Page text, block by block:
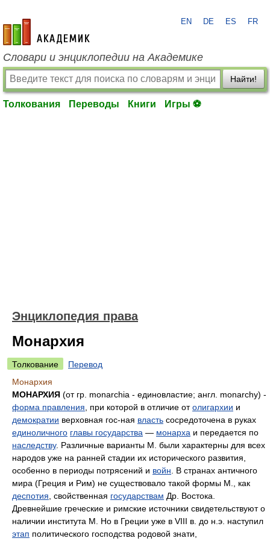
academic.ru
EN DE ES FR
Словари и энциклопедии на Академике
Найти!
Толкования Переводы Книги Игры ⚽
Энциклопедия права
Монархия
Толкование
Перевод
Монархия
МОНАРХИЯ (от гр. monarchia - единовластие; англ. monarchy) -
форма правления , при которой в отличие отолигархии и
демократии верховная гос-ная власть сосредоточена в руках
единоличного главы государства — монарха и передается по
наследству. Различные варианты М. были характерны для всех
народов уже на ранней стадии их исторического развития,
особенно в периоды потрясений и войн . В странах античного
мира (Греция и Рим) не существовало такой формы М., как
деспотия , свойственная государствам Др. Востока.
Древнейшие греческие и римские источники свидетельствуют о
наличии института М. Но в Греции уже в VIII в. до н.э. наступил
этап политического господства родовой знати,